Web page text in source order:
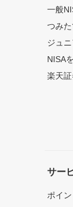
一般
つみ
ジュ
NISA
楽天
サー
ポイ